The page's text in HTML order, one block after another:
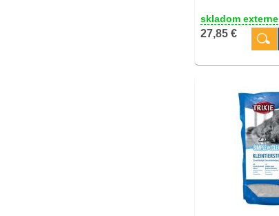
skladom externe
27,85 €